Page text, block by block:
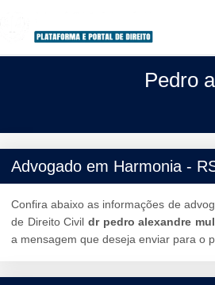
Pedro
Advogado em Harmonia -
Confira abaixo as informações de
de Direito Civildr pedro alexandre
a mensagem que deseja enviar para o